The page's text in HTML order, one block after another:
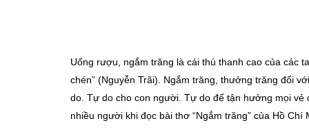
Uống rượu, ngắm trăng là cái thú thanh cao của các
chén” (Nguyễn Trãi). Ngắm trăng, thưởng trăng đối
do. Tự do cho con người. Tự do để tận hưởng mọi
nhiều người khi đọc bài thơ “Ngắm trăng” của Hồ Chí